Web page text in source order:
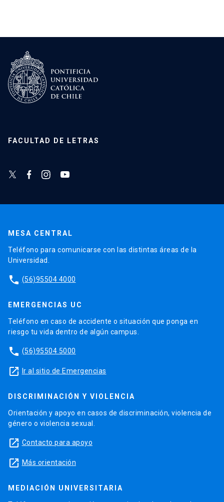
FACULTAD DE LETRAS
MESA CENTRAL
Teléfono para comunicarse con las distintas áreas de la
Universidad.
phone (56)95504 4000
EMERGENCIAS UC
Teléfono en caso de accidente o situación que ponga en
riesgo tu vida dentro de algún campus.
phone (56)95504 5000
launch Ir al sitio de Emergencias
DISCRIMINACIÓN Y VIOLENCIA
Orientación y apoyo en casos de discriminación, violencia de
género o violencia sexual.
launch Contacto para apoyo
launch Más orientación
MEDIACIÓN UNIVERSITARIA